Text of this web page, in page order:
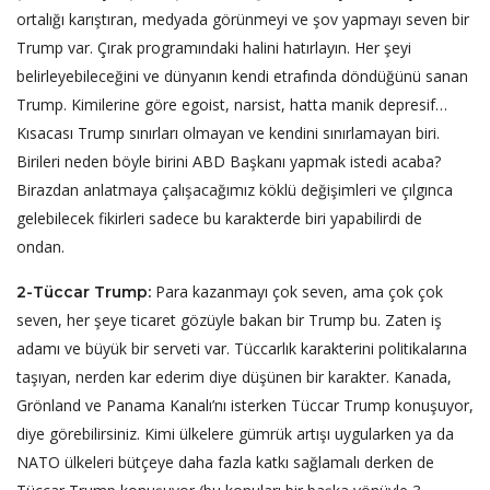
ortalığı karıştıran, medyada görünmeyi ve şov yapmayı seven bir
Trump var. Çırak programındaki halini hatırlayın. Her şeyi
belirleyebileceğini ve dünyanın kendi etrafında döndüğünü sanan
Trump. Kimilerine göre egoist, narsist, hatta manik depresif…
Kısacası Trump sınırları olmayan ve kendini sınırlamayan biri.
Birileri neden böyle birini ABD Başkanı yapmak istedi acaba?
Birazdan anlatmaya çalışacağımız köklü değişimleri ve çılgınca
gelebilecek fikirleri sadece bu karakterde biri yapabilirdi de
ondan.
2-Tüccar Trump: Para kazanmayı çok seven, ama çok çok
seven, her şeye ticaret gözüyle bakan bir Trump bu. Zaten iş
adamı ve büyük bir serveti var. Tüccarlık karakterini politikalarına
taşıyan, nerden kar ederim diye düşünen bir karakter. Kanada,
Grönland ve Panama Kanalı’nı isterken Tüccar Trump konuşuyor,
diye görebilirsiniz. Kimi ülkelere gümrük artışı uygularken ya da
NATO ülkeleri bütçeye daha fazla katkı sağlamalı derken de